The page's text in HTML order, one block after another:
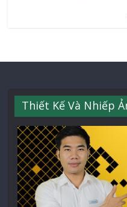
Thiết Kế Và Nhiếp